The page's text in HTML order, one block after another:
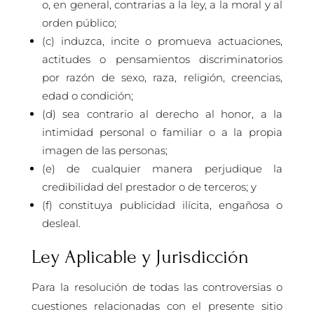
o, en general, contrarias a la ley, a la moral y al
orden público;
(c) induzca, incite o promueva actuaciones,
actitudes o pensamientos discriminatorios
por razón de sexo, raza, religión, creencias,
edad o condición;
(d) sea contrario al derecho al honor, a la
intimidad personal o familiar o a la propia
imagen de las personas;
(e) de cualquier manera perjudique la
credibilidad del prestador o de terceros; y
(f) constituya publicidad ilícita, engañosa o
desleal.
Ley Aplicable y Jurisdicción
Para la resolución de todas las controversias o
cuestiones relacionadas con el presente sitio